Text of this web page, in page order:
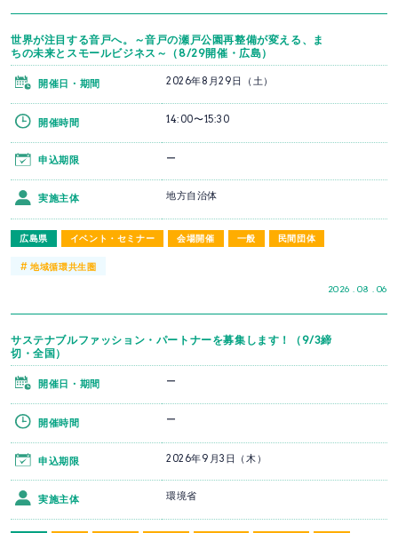
世界が注目する音戸へ。～音戸の瀬戸公園再整備が変える、ま
ちの未来とスモールビジネス～（8/29開催・広島）
広島県 イベント・セミナー 会場開催 一般 民間団体
2026 . 08 . 06
開催日・期間 2026年8月29日（土）
開催時間 14:00〜15:30
申込期限 ー
実施主体 地方自治体
#地域循環共生圏
サステナブルファッション・パートナーを募集します！（9/3締
切・全国）
開催日・期間 ー
開催時間 ー
申込期限 2026年9月3日（木）
実施主体 環境省